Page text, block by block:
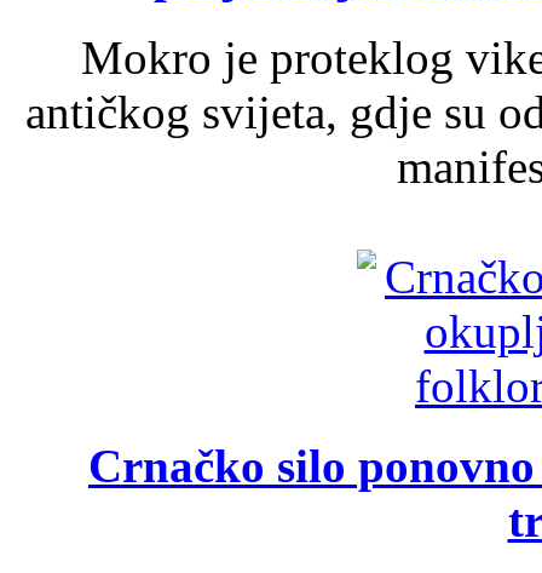
Mokro je proteklog
antičkog svijeta, gdje su
Crnačko silo